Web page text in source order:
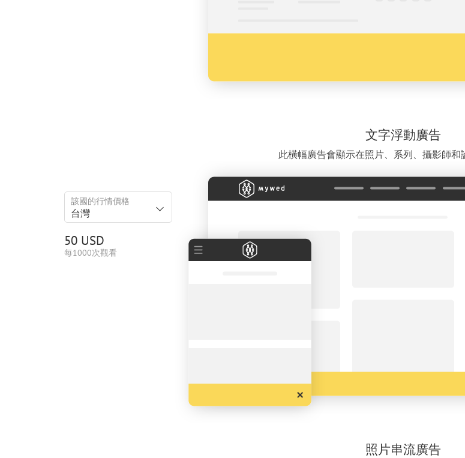
文字浮動廣告
此橫幅廣告會顯示在照片、系列、攝影師和
該國的行情價格
台灣
50 USD
每1000次觀看
照片串流廣告